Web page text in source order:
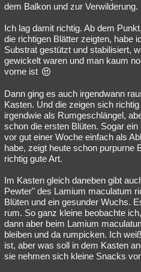
dem Balkon und zur Verwilderung.
Ich lag damit richtig. Ab dem
die richtigen Blätter zeigten, habe
Substrat gestützt und stabilisiert,
gewickelt waren und man kaum
vorne ist
Dann ging es auch irgendwann
Kasten. Und die zeigen sich
irgendwie als Rumgeschlängel,
schon die ersten Blüten. Sogar
vor gut einer Woche einfach als
habe, zeigt heute schon purpurne
richtig gute Art.
Im Kasten gleich daneben gibt
Pewter" des Lamium maculatum
Blüten und ein gesunder Wuchs.
rum. So ganz kleine beobachte
dann aber beim Lamium
bleiben und da rumpicken. Ich
ist, aber was soll in dem Kasten
sie nehmen sich kleine Snacks